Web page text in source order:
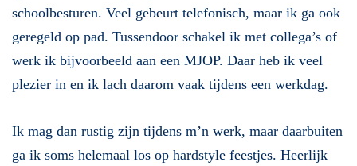
schoolbesturen. Veel gebeurt telefonisch, maar ik ga ook
geregeld op pad. Tussendoor schakel ik met collega’s of
werk ik bijvoorbeeld aan een MJOP. Daar heb ik veel
plezier in en ik lach daarom vaak tijdens een werkdag.
Ik mag dan rustig zijn tijdens m’n werk, maar daarbuiten
ga ik soms helemaal los op hardstyle feestjes. Heerlijk